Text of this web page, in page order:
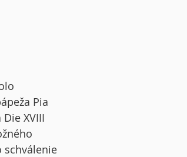
Pia
XVIII
schválenie